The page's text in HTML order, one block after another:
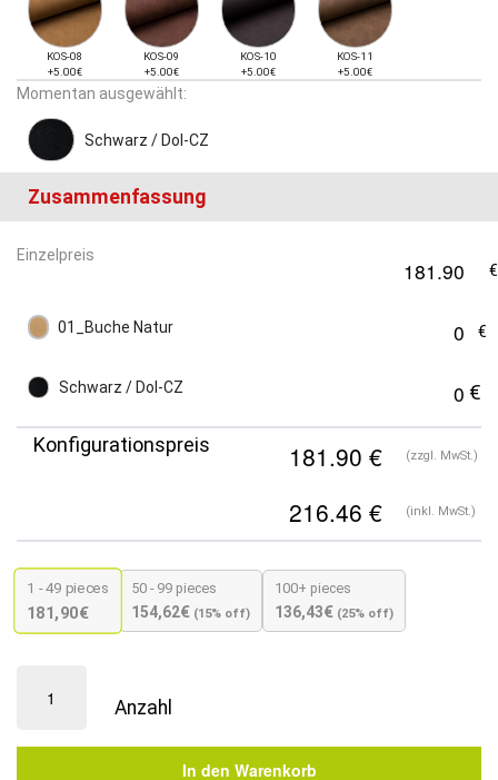
KOS-08
+5.00€
KOS-09
+5.00€
KOS-10
+5.00€
KOS-11
+5.00€
Momentan ausgewählt:
Schwarz / Dol-CZ
Zusammenfassung
Einzelpreis
01_Buche Natur
Schwarz / Dol-CZ
Konfigurationspreis (zzgl. MwSt.)
(inkl. MwSt.)
1 - 49 pieces
181,90€
50 - 99 pieces
154,62€ (15% off)
100+ pieces
136,43€ (25% off)
Designer
Stuhl
In den Warenkorb